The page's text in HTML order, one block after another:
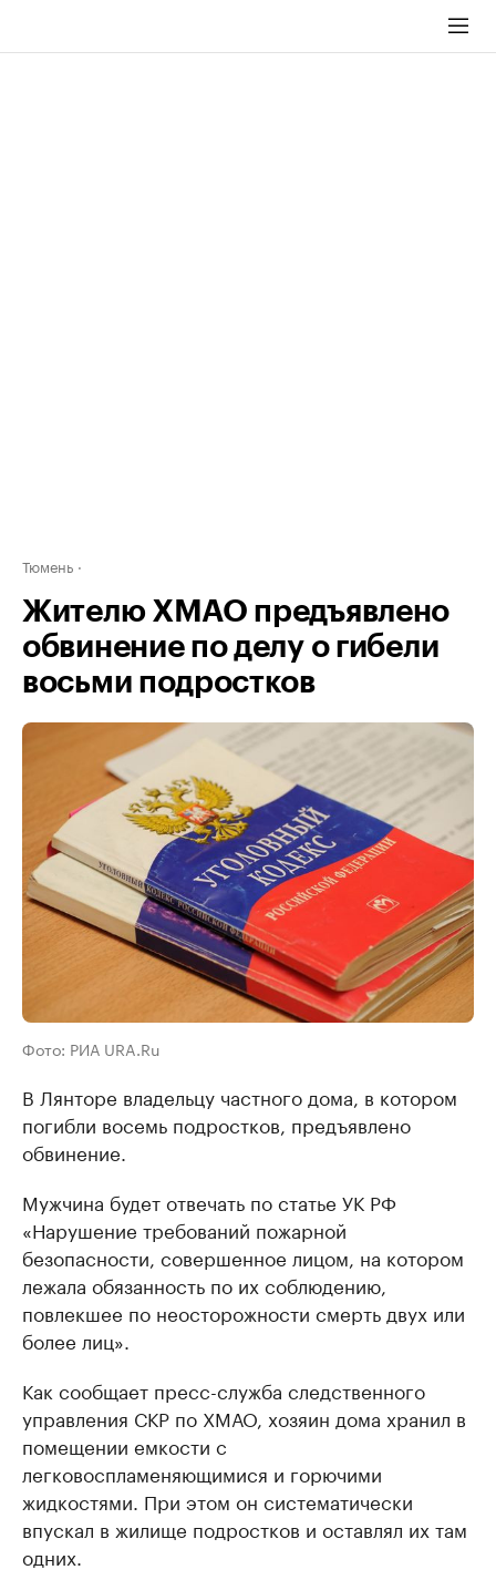
Тюмень
Жителю ХМАО предъявлено
обвинение по делу о гибели
восьми подростков
Фото: РИА URA.Ru
В Лянторе владельцу частного дома, в котором
погибли восемь подростков, предъявлено
обвинение.
Мужчина будет отвечать по статье УК РФ
«Нарушение требований пожарной
безопасности, совершенное лицом, на котором
лежала обязанность по их соблюдению,
повлекшее по неосторожности смерть двух или
более лиц».
Как сообщает пресс-служба следственного
управления СКР по ХМАО, хозяин дома хранил в
помещении емкости с
легковоспламеняющимися и горючими
жидкостями. При этом он систематически
впускал в жилище подростков и оставлял их там
одних.